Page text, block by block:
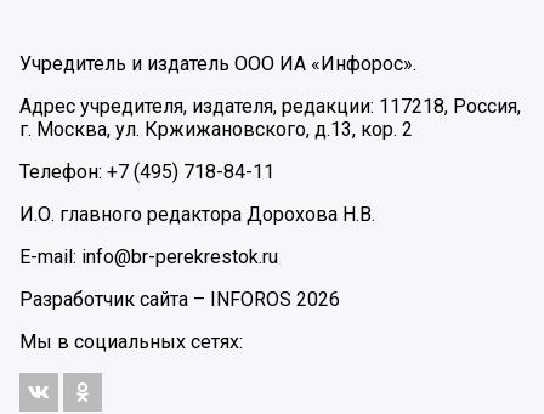
Учредитель и издатель ООО ИА «Инфорос».
Адрес учредителя, издателя, редакции: 117218, Россия,
г. Москва, ул. Кржижановского, д.13, кор. 2
Телефон: +7 (495) 718-84-11
И.О. главного редактора Дорохова Н.В.
E-mail: info@br-perekrestok.ru
Разработчик сайта –
INFOROS 2026
Мы в социальных сетях: